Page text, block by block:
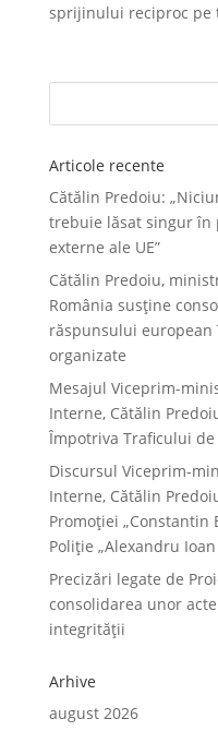
sprijinului reciproc pe
Articole recente
Cătălin Predoiu:
trebuie lăsat singur
externe ale UE”
Cătălin Predoiu,
România susține
răspunsului
organizate
Mesajul Viceprim-
Interne, Cătălin
Împotriva Traficului de
Discursul Viceprim-
Interne, Cătălin
Promoției „Constantin
Poliție „Alexandru
Precizări legate de
consolidarea unor
integrității
Arhive
august 2026